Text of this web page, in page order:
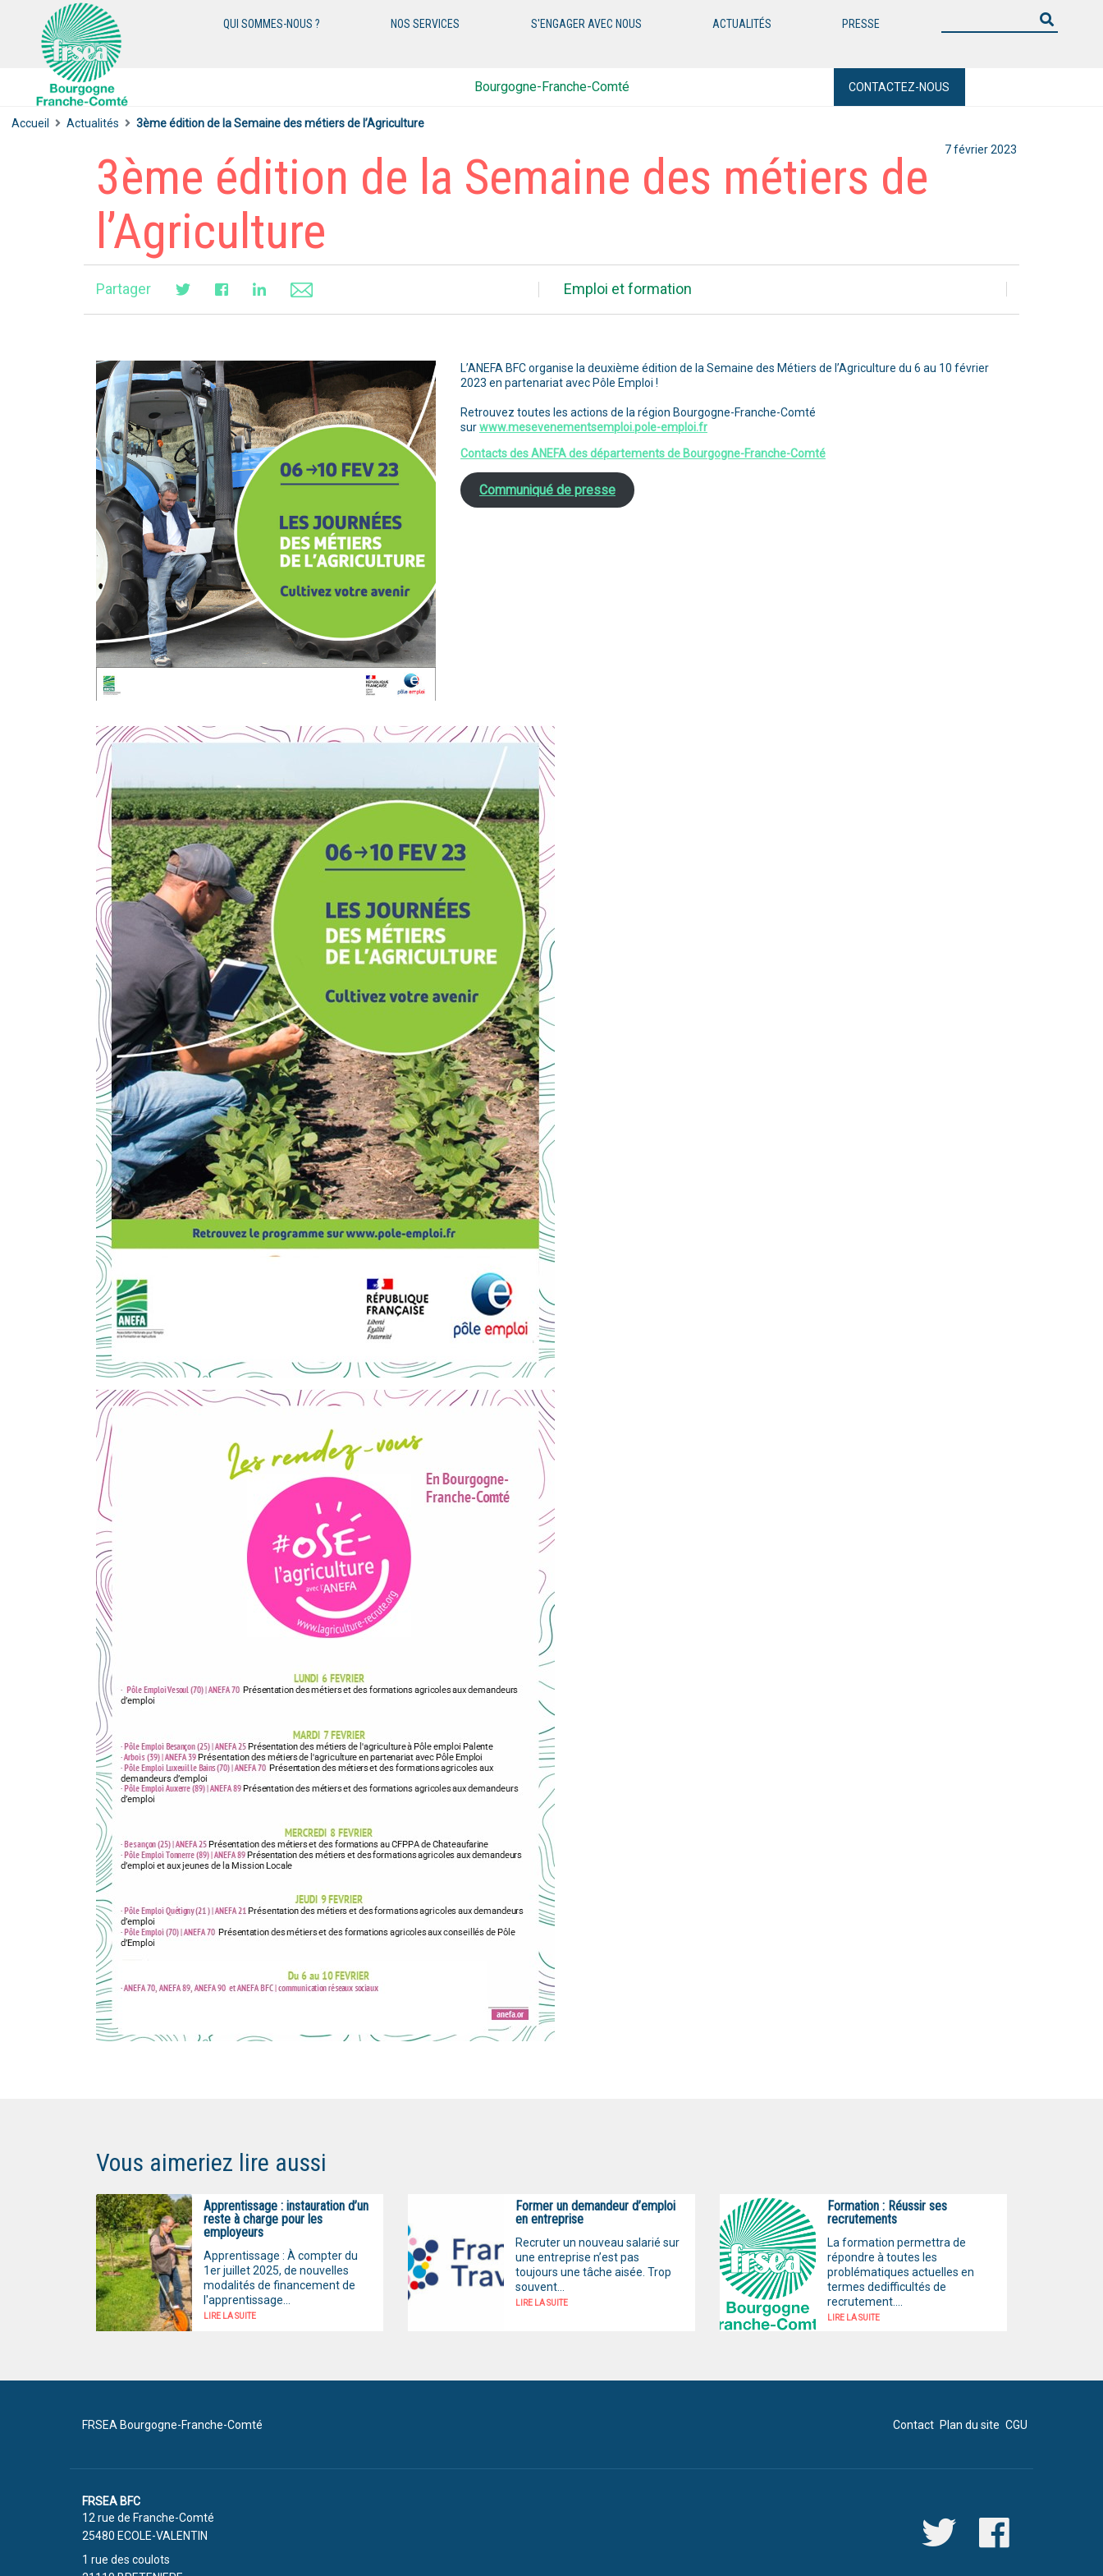
QUI SOMMES-NOUS ? NOS SERVICES S'ENGAGER AVEC NOUS ACTUALITÉS PRESSE
Bourgogne-Franche-Comté CONTACTEZ-NOUS
Accueil Actualités 3ème édition de la Semaine des métiers de l’Agriculture
3ème édition de la Semaine des métiers de
l’Agriculture
7 février 2023
Partager Emploi et formation
L’ANEFA BFC organise la deuxième édition de la Semaine des Métiers de l’Agriculture du 6 au 10 février
2023 en partenariat avec Pôle Emploi !
Retrouvez toutes les actions de la région Bourgogne-Franche-Comté
surwww.mesevenementsemploi.pole-emploi.fr
Contacts des ANEFA des départements de Bourgogne-Franche-Comté
Communiqué de presse
Vous aimeriez lire aussi
Apprentissage : instauration d’un
reste à charge pour les
employeurs
Apprentissage : À compter du
1er juillet 2025, de nouvelles
modalités de financement de
l'apprentissage...
LIRE LA SUITE
Former un demandeur d’emploi
en entreprise
Recruter un nouveau salarié sur
une entreprise n’est pas
toujours une tâche aisée. Trop
souvent...
LIRE LA SUITE
Formation : Réussir ses
recrutements
La formation permettra de
répondre à toutes les
problématiques actuelles en
termes dedifficultés de
recrutement....
LIRE LA SUITE
FRSEA Bourgogne-Franche-Comté Contact Plan du site CGU
FRSEA BFC
12 rue de Franche-Comté
25480 ECOLE-VALENTIN
1 rue des coulots